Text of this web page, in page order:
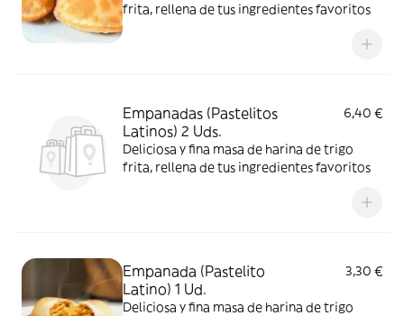
frita, rellena de tus ingredientes favoritos
Empanadas (Pastelitos
Latinos) 2 Uds.
6,40 €
Deliciosa y fina masa de harina de trigo
frita, rellena de tus ingredientes favoritos
Empanada (Pastelito
Latino) 1 Ud.
3,30 €
Deliciosa y fina masa de harina de trigo